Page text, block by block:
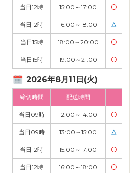
当日12時 15:00～17:00 〇
当日12時 16:00～18:00 △
当日15時 18:00～20:00 〇
当日15時 19:00～21:00 〇
2026年8月11日(火)
締切時間 配送時間
当日09時 12:00～14:00 〇
当日09時 13:00～15:00 △
当日12時 15:00～17:00 〇
当日12時 16:00～18:00 〇